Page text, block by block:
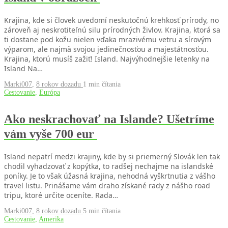
Krajina, kde si človek uvedomí neskutočnú krehkosť prírody, no
zároveň aj neskrotiteľnú silu prírodných živlov. Krajina, ktorá sa
ti dostane pod kožu nielen vďaka mrazivému vetru a sírovým
výparom, ale najmä svojou jedinečnosťou a majestátnosťou.
Krajina, ktorú musíš zažiť! Island. Najvýhodnejšie letenky na
Island Na…
Marki007, 8 rokov dozadu 1 min čítania
Cestovanie, Európa
Ako neskrachovať na Islande? Ušetríme
vám vyše 700 eur
Island nepatrí medzi krajiny, kde by si priemerný Slovák len tak
chodil vyhadzovať z kopýtka, to radšej nechajme na islandské
poníky. Je to však úžasná krajina, nehodná vyškrtnutia z vášho
travel listu. Prinášame vám draho získané rady z nášho road
tripu, ktoré určite oceníte. Rada…
Marki007, 8 rokov dozadu 5 min čítania
Cestovanie, Amerika